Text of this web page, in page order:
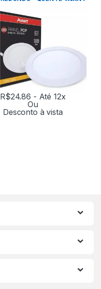
R$24.86 - Até 12x
Ou
Desconto à vista